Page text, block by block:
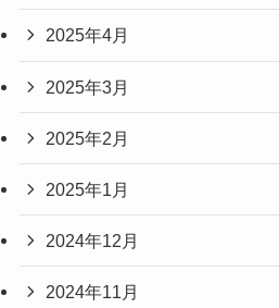
2025年4月
2025年3月
2025年2月
2025年1月
2024年12月
2024年11月